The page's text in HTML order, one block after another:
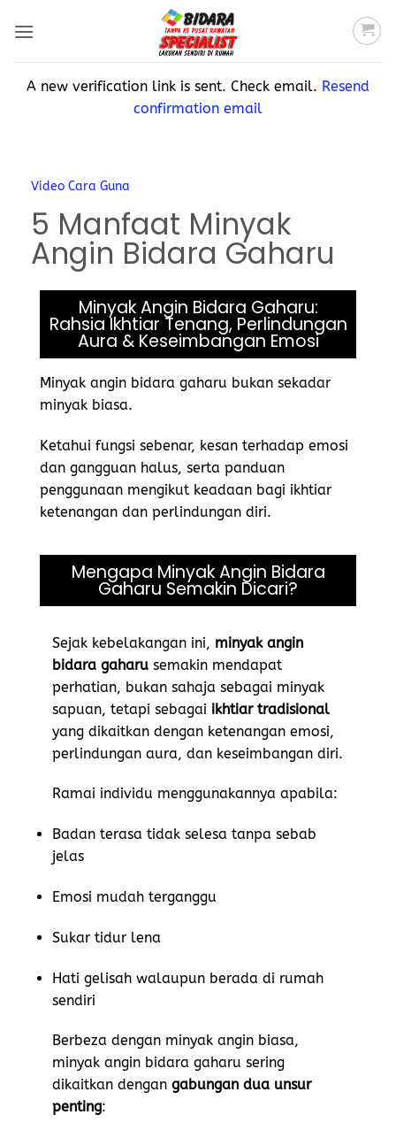
A new verification link is sent. Check email. Resend
confirmation email
Video Cara Guna
5 Manfaat Minyak
Angin Bidara Gaharu
Minyak Angin Bidara Gaharu:
Rahsia Ikhtiar Tenang, Perlindungan
Aura & Keseimbangan Emosi
Minyak angin bidara gaharu bukan sekadar
minyak biasa.
Ketahui fungsi sebenar, kesan terhadap emosi
dan gangguan halus, serta panduan
penggunaan mengikut keadaan bagi ikhtiar
ketenangan dan perlindungan diri.
Mengapa Minyak Angin Bidara
Gaharu Semakin Dicari?
Sejak kebelakangan ini, minyak angin
bidara gaharu semakin mendapat
perhatian, bukan sahaja sebagai minyak
sapuan, tetapi sebagai ikhtiar tradisional
yang dikaitkan dengan ketenangan emosi,
perlindungan aura, dan keseimbangan diri.
Ramai individu menggunakannya apabila:
Badan terasa tidak selesa tanpa sebab
jelas
Emosi mudah terganggu
Sukar tidur lena
Hati gelisah walaupun berada di rumah
sendiri
Berbeza dengan minyak angin biasa,
minyak angin bidara gaharu sering
dikaitkan dengan gabungan dua unsur
penting: